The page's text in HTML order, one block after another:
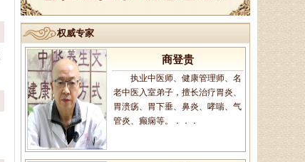
权威专家
商登贵
执业中医师、健康管理师、名
老中医入室弟子，擅长治疗胃炎、
胃溃疡、胃下垂、鼻炎、哮喘、气
管炎、癫痫等。．．．